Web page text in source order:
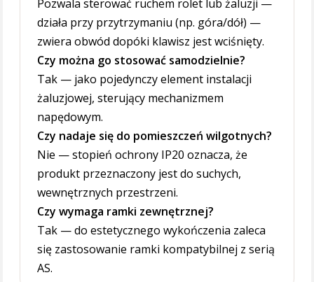
Pozwala sterować ruchem rolet lub żaluzji —
działa przy przytrzymaniu (np. góra/dół) —
zwiera obwód dopóki klawisz jest wciśnięty.
Czy można go stosować samodzielnie?
Tak — jako pojedynczy element instalacji
żaluzjowej, sterujący mechanizmem
napędowym.
Czy nadaje się do pomieszczeń wilgotnych?
Nie — stopień ochrony IP20 oznacza, że
produkt przeznaczony jest do suchych,
wewnętrznych przestrzeni.
Czy wymaga ramki zewnętrznej?
Tak — do estetycznego wykończenia zaleca
się zastosowanie ramki kompatybilnej z serią
AS.